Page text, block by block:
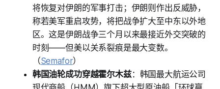
将恢复对伊朗的军事打击；伊朗则作出反威胁，
称若美军重启攻势，将把战争扩大至中东以外地
区。这是伊朗战争三个月以来最接近外交突破的
时刻——但美以关系裂痕是最大变数。
（Semafor）
韩国油轮成功穿越霍尔木兹：韩国最大航运公司